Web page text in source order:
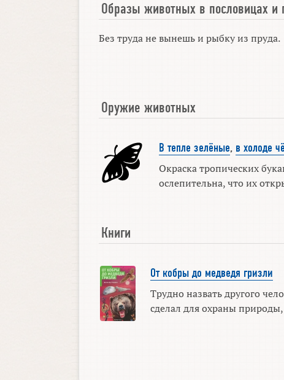
Образы животных в пословицах и
Без труда не вынешь и рыбку из пруда.
Оружие животных
В тепле зелёные, в холоде
Окраска тропических
ослепительна, что их
Книги
От кобры до медведя гризли
Трудно назвать другого
сделал для охраны природы,